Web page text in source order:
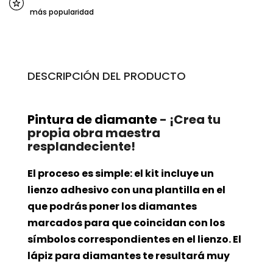
más popularidad
DESCRIPCIÓN DEL PRODUCTO
Pintura de diamante- ¡Crea tu
propia obra maestra
resplandeciente!
El proceso es simple: el kit incluye un
lienzo adhesivo con una plantilla en el
que podrás poner los diamantes
marcados para que coincidan con los
símbolos correspondientes en el lienzo. El
lápiz para diamantes te resultará muy